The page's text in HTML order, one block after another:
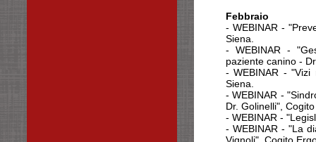
Febbraio
- WEBINAR -
Siena.
- WEBINAR -
paziente canino -
- WEBINAR - "Vizi
Siena.
- WEBINAR -
Dr. Golinelli",
- WEBINAR -
- WEBINAR - "La